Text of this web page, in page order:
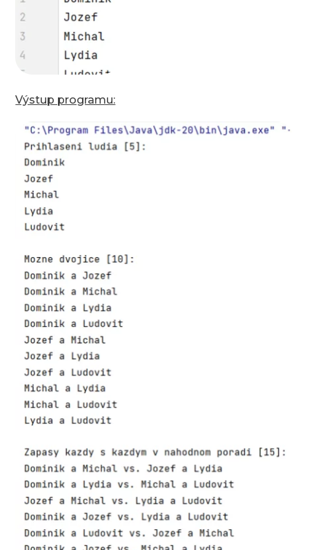
Výstup programu: